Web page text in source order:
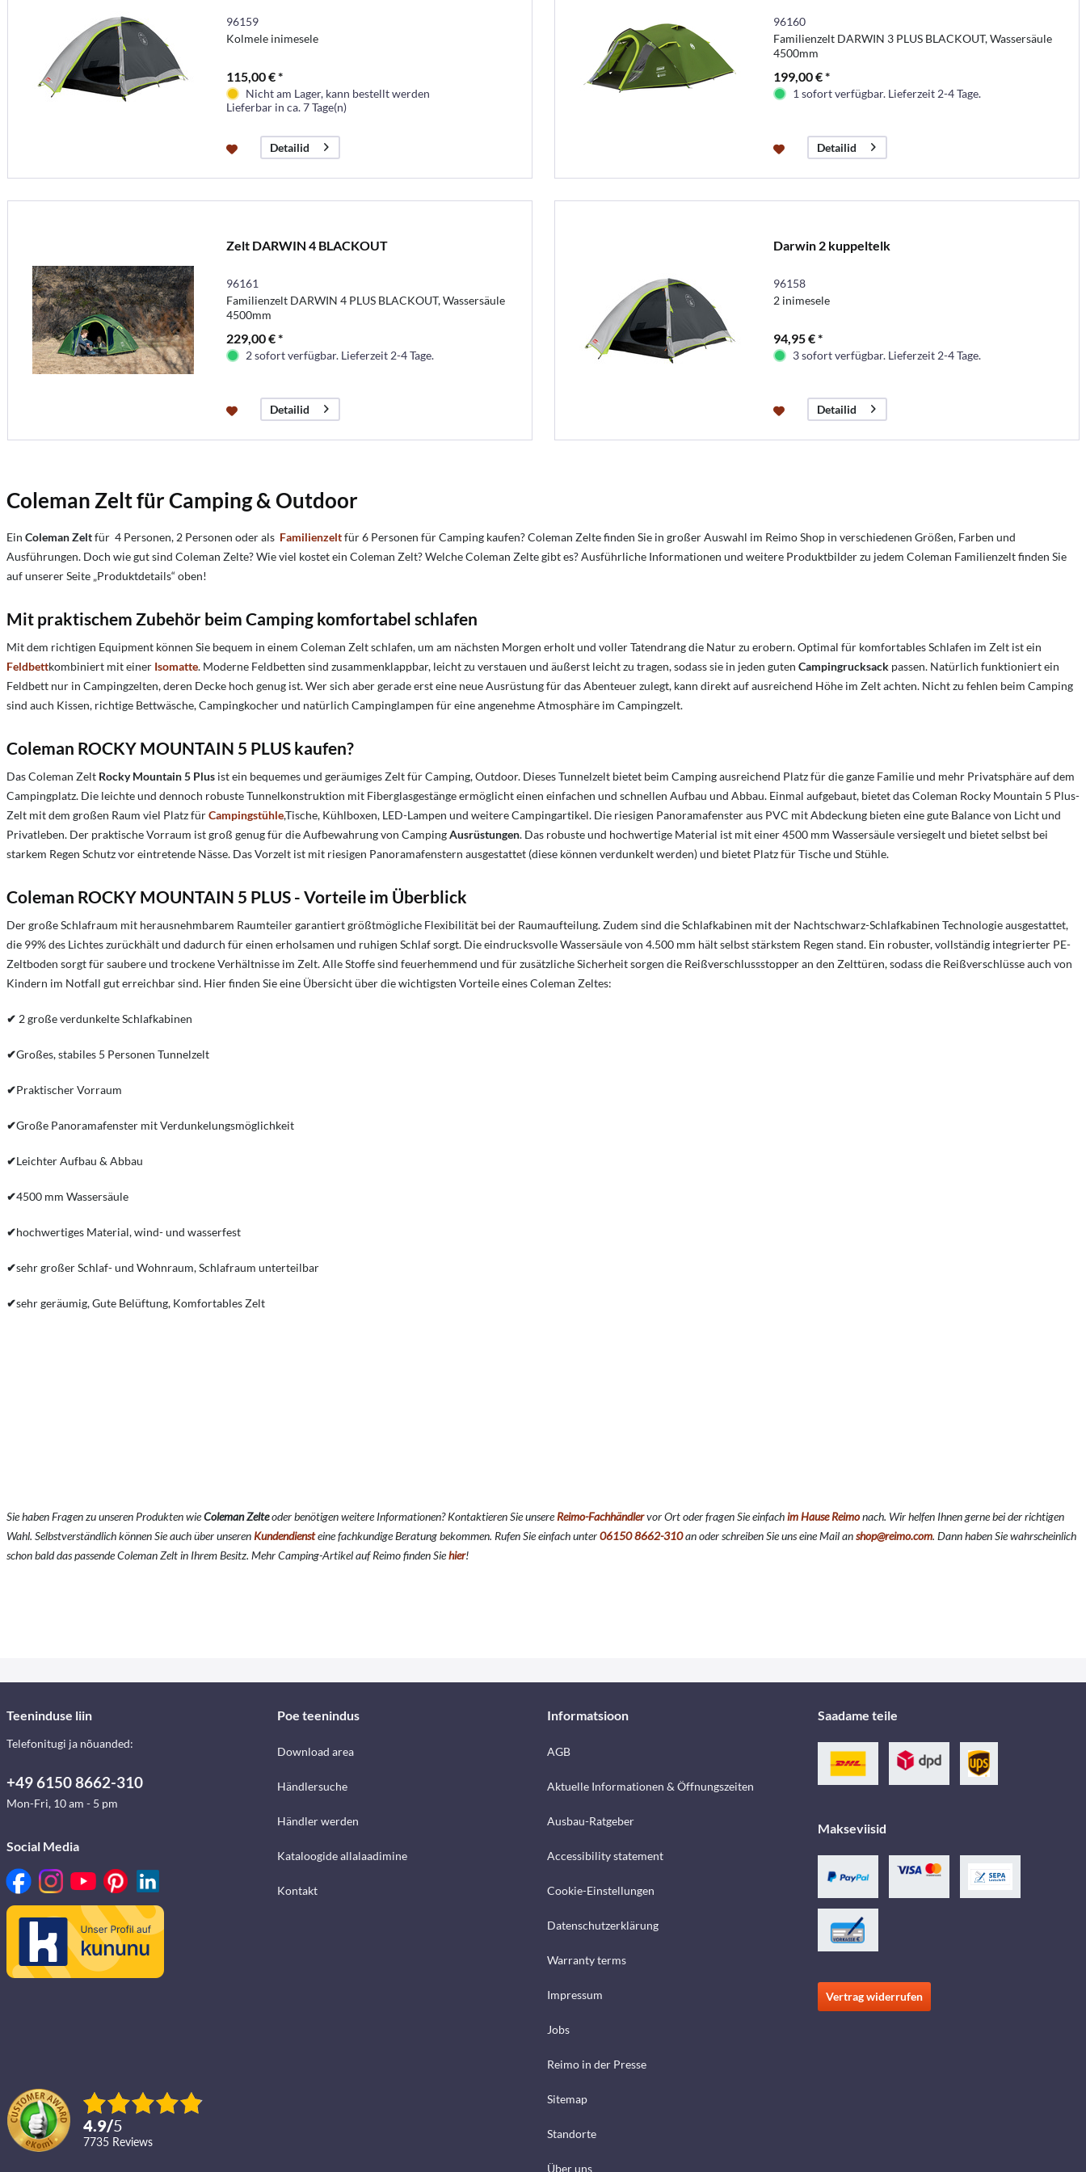
96159
Kolmele inimesele
115,00 € *
Nicht am Lager, kann bestellt werden
Lieferbar in ca. 7 Tage(n)
Detailid
96160
Familienzelt DARWIN 3 PLUS BLACKOUT, Wassersäule
4500mm
199,00 € *
1 sofort verfügbar. Lieferzeit 2-4 Tage.
Detailid
Zelt DARWIN 4 BLACKOUT
96161
Familienzelt DARWIN 4 PLUS BLACKOUT, Wassersäule
4500mm
229,00 € *
2 sofort verfügbar. Lieferzeit 2-4 Tage.
Detailid
Darwin 2 kuppeltelk
96158
2 inimesele
94,95 € *
3 sofort verfügbar. Lieferzeit 2-4 Tage.
Detailid
Coleman Zelt für Camping & Outdoor
Ein Coleman Zeltfür 4 Personen, 2 Personen oder als Familienzeltfür 6 Personen für Camping kaufen? Coleman Zelte finden Sie in großer Auswahl im Reimo Shop in verschiedenen Größen, Farben und
Ausführungen. Doch wie gut sind Coleman Zelte? Wie viel kostet ein Coleman Zelt? Welche Coleman Zelte gibt es? Ausführliche Informationen und weitere Produktbilder zu jedem Coleman Familienzelt finden Sie
auf unserer Seite „Produktdetails“ oben!
Mit praktischem Zubehör beim Camping komfortabel schlafen
Mit dem richtigen Equipment können Sie bequem in einem Coleman Zelt schlafen, um am nächsten Morgen erholt und voller Tatendrang die Natur zu erobern. Optimal für komfortables Schlafen im Zelt ist ein
Feldbettkombiniert mit einer Isomatte. Moderne Feldbetten sind zusammenklappbar, leicht zu verstauen und äußerst leicht zu tragen, sodass sie in jeden guten Campingrucksack passen. Natürlich funktioniert ein
Feldbett nur in Campingzelten, deren Decke hoch genug ist. Wer sich aber gerade erst eine neue Ausrüstung für das Abenteuer zulegt, kann direkt auf ausreichend Höhe im Zelt achten. Nicht zu fehlen beim Camping
sind auch Kissen, richtige Bettwäsche, Campingkocher und natürlich Campinglampen für eine angenehme Atmosphäre im Campingzelt.
Coleman ROCKY MOUNTAIN 5 PLUS kaufen?
Das Coleman Zelt Rocky Mountain 5 Plus ist ein bequemes und geräumiges Zelt für Camping, Outdoor. Dieses Tunnelzelt bietet beim Camping ausreichend Platz für die ganze Familie und mehr Privatsphäre auf dem
Campingplatz. Die leichte und dennoch robuste Tunnelkonstruktion mit Fiberglasgestänge ermöglicht einen einfachen und schnellen Aufbau und Abbau. Einmal aufgebaut, bietet das Coleman Rocky Mountain 5 Plus-
Zelt mit dem großen Raum viel Platz fürCampingstühle,Tische, Kühlboxen, LED-Lampen und weitere Campingartikel. Die riesigen Panoramafenster aus PVC mit Abdeckung bieten eine gute Balance von Licht und
Privatleben. Der praktische Vorraum ist groß genug für die Aufbewahrung von CampingAusrüstungen. Das robuste und hochwertige Material ist mit einer 4500 mm Wassersäule versiegelt und bietet selbst bei
starkem Regen Schutz vor eintretende Nässe. Das Vorzelt ist mit riesigen Panoramafenstern ausgestattet (diese können verdunkelt werden) und bietet Platz für Tische und Stühle.
Coleman ROCKY MOUNTAIN 5 PLUS - Vorteile im Überblick
Der große Schlafraum mit herausnehmbarem Raumteiler garantiert größtmögliche Flexibilität bei der Raumaufteilung. Zudem sind die Schlafkabinen mit der Nachtschwarz-Schlafkabinen Technologie ausgestattet,
die 99% des Lichtes zurückhält und dadurch für einen erholsamen und ruhigen Schlaf sorgt. Die eindrucksvolle Wassersäule von 4.500 mm hält selbst stärkstem Regen stand. Ein robuster, vollständig integrierter PE-
Zeltboden sorgt für saubere und trockene Verhältnisse im Zelt. Alle Stoffe sind feuerhemmend und für zusätzliche Sicherheit sorgen die Reißverschlussstopper an den Zelttüren, sodass die Reißverschlüsse auch von
Kindern im Notfall gut erreichbar sind. Hier finden Sie eine Übersicht über die wichtigsten Vorteile eines Coleman Zeltes:
✔ 2 große verdunkelte Schlafkabinen
✔Großes, stabiles 5 Personen Tunnelzelt
✔Praktischer Vorraum
✔Große Panoramafenster mit Verdunkelungsmöglichkeit
✔Leichter Aufbau & Abbau
✔4500 mm Wassersäule
✔hochwertiges Material, wind- und wasserfest
✔sehr großer Schlaf- und Wohnraum, Schlafraum unterteilbar
✔sehr geräumig, Gute Belüftung, Komfortables Zelt
Sie haben Fragen zu unseren Produkten wieColeman Zelteoder benötigen weitere Informationen? Kontaktieren Sie unsereReimo-Fachhändlervor Ort oder fragen Sie einfachim Hause Reimonach. Wir helfen Ihnen gerne bei der richtigen
Wahl. Selbstverständlich können Sie auch über unseren Kundendiensteine fachkundige Beratung bekommen. Rufen Sie einfach unter06150 8662-310an oder schreiben Sie uns eine Mail anshop@reimo.com. Dann haben Sie wahrscheinlich
schon bald das passende Coleman Zelt in Ihrem Besitz. Mehr Camping-Artikel auf Reimo finden Siehier!
Teeninduse liin
Telefonitugi ja nõuanded:
+49 6150 8662-310
Mon-Fri, 10 am - 5 pm
Social Media
4.9/5
7735 reviews
Poe teenindus
Download area
Händlersuche
Händler werden
Kataloogide allalaadimine
Kontakt
Informatsioon
AGB
Aktuelle Informationen & Öffnungszeiten
Ausbau-Ratgeber
Accessibility statement
Cookie-Einstellungen
Datenschutzerklärung
Warranty terms
Impressum
Jobs
Reimo in der Presse
Sitemap
Standorte
Über uns
Saadame teile
Makseviisid
Vertrag widerrufen